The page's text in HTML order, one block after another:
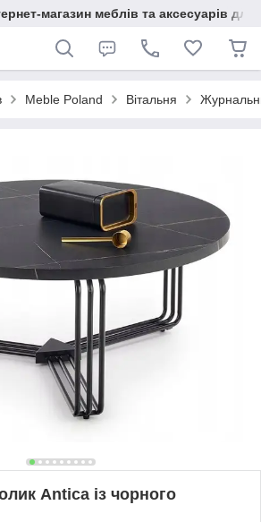
магазин меблів та аксесуарів для
Meble Poland Вітальня
Antica із чорного